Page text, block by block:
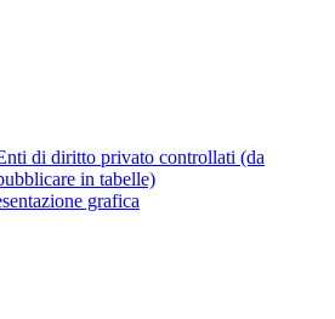
di diritto privato controllati (da
in tabelle)
grafica